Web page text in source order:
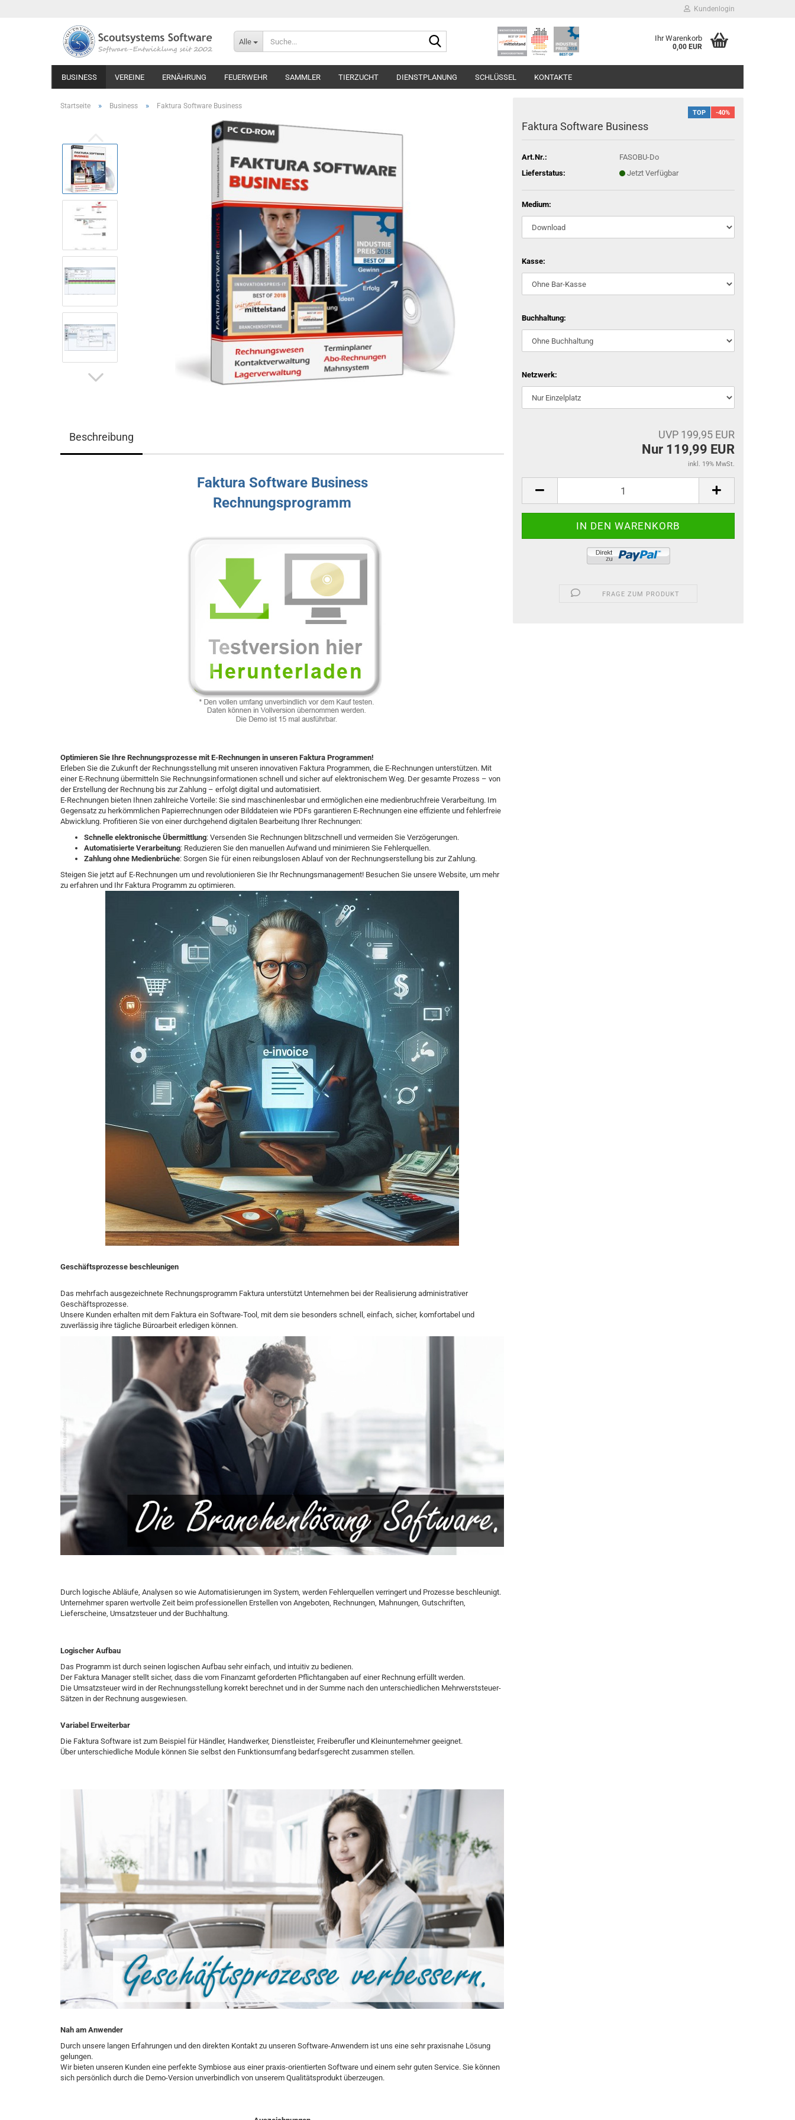
Kundenlogin
Alle Ihr Warenkorb
0,00 EUR
BUSINESS VEREINE ERNÄHRUNG FEUERWEHR SAMMLER TIERZUCHT DIENSTPLANUNG SCHLÜSSEL KONTAKTE
Startseite » Business » Faktura Software Business
TOP -40%
Faktura Software Business
Art.Nr.:
FASOBU-Do
Lieferstatus:
Jetzt Verfügbar
Medium:
Kasse:
Buchhaltung:
Netzwerk:
UVP 199,95 EUR
Nur 119,99 EUR
inkl. 19% MwSt.
FRAGE ZUM PRODUKT
Beschreibung
Faktura Software Business
Rechnungsprogramm
Optimieren Sie Ihre Rechnungsprozesse mit E-Rechnungen in unseren Faktura Programmen!
Erleben Sie die Zukunft der Rechnungsstellung mit unseren innovativen Faktura Programmen, die E-Rechnungen unterstützen. Mit
einer E-Rechnung übermitteln Sie Rechnungsinformationen schnell und sicher auf elektronischem Weg. Der gesamte Prozess – von
der Erstellung der Rechnung bis zur Zahlung – erfolgt digital und automatisiert.
E-Rechnungen bieten Ihnen zahlreiche Vorteile: Sie sind maschinenlesbar und ermöglichen eine medienbruchfreie Verarbeitung. Im
Gegensatz zu herkömmlichen Papierrechnungen oder Bilddateien wie PDFs garantieren E-Rechnungen eine effiziente und fehlerfreie
Abwicklung. Profitieren Sie von einer durchgehend digitalen Bearbeitung Ihrer Rechnungen:
Schnelle elektronische Übermittlung: Versenden Sie Rechnungen blitzschnell und vermeiden Sie Verzögerungen.
Automatisierte Verarbeitung: Reduzieren Sie den manuellen Aufwand und minimieren Sie Fehlerquellen.
Zahlung ohne Medienbrüche: Sorgen Sie für einen reibungslosen Ablauf von der Rechnungserstellung bis zur Zahlung.
Steigen Sie jetzt auf E-Rechnungen um und revolutionieren Sie Ihr Rechnungsmanagement! Besuchen Sie unsere Website, um mehr
zu erfahren und Ihr Faktura Programm zu optimieren.
Geschäftsprozesse beschleunigen
Das mehrfach ausgezeichnete Rechnungsprogramm Faktura unterstützt Unternehmen bei der Realisierung administrativer
Geschäftsprozesse.
Unsere Kunden erhalten mit dem Faktura ein Software-Tool, mit dem sie besonders schnell, einfach, sicher, komfortabel und
zuverlässig ihre tägliche Büroarbeit erledigen können.
Durch logische Abläufe, Analysen so wie Automatisierungen im System, werden Fehlerquellen verringert und Prozesse beschleunigt.
Unternehmer sparen wertvolle Zeit beim professionellen Erstellen von Angeboten, Rechnungen, Mahnungen, Gutschriften,
Lieferscheine, Umsatzsteuer und der Buchhaltung.
Logischer Aufbau
Das Programm ist durch seinen logischen Aufbau sehr einfach, und intuitiv zu bedienen.
Der Faktura Manager stellt sicher, dass die vom Finanzamt geforderten Pflichtangaben auf einer Rechnung erfüllt werden.
Die Umsatzsteuer wird in der Rechnungsstellung korrekt berechnet und in der Summe nach den unterschiedlichen Mehrwerststeuer-
Sätzen in der Rechnung ausgewiesen.
Variabel Erweiterbar
Die Faktura Software ist zum Beispiel für Händler, Handwerker, Dienstleister, Freiberufler und Kleinunternehmer geeignet.
Über unterschiedliche Module können Sie selbst den Funktionsumfang bedarfsgerecht zusammen stellen.
Nah am Anwender
Durch unsere langen Erfahrungen und den direkten Kontakt zu unseren Software-Anwendern ist uns eine sehr praxisnahe Lösung
gelungen.
Wir bieten unseren Kunden eine perfekte Symbiose aus einer praxis-orientierten Software und einem sehr guten Service. Sie können
sich persönlich durch die Demo-Version unverbindlich von unserem Qualitätsprodukt überzeugen.